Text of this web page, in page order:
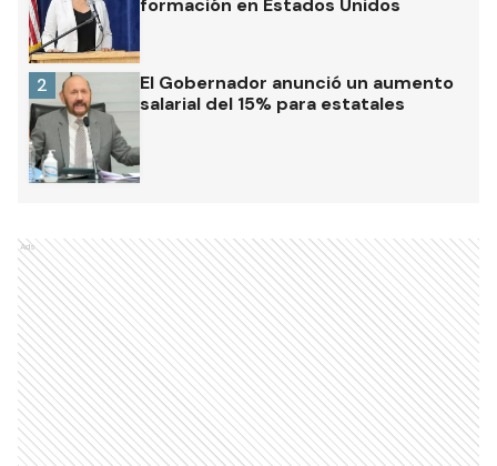
formación en Estados Unidos
El Gobernador anunció un aumento
salarial del 15% para estatales
2
Ads